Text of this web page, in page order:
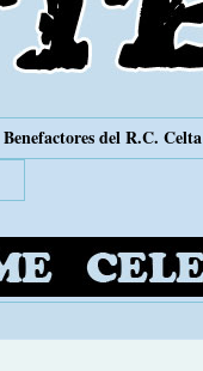
Benefactores del R.C. Celta